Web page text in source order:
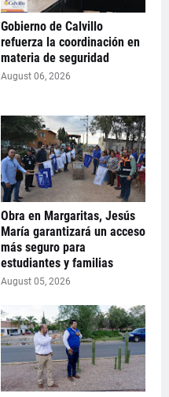
Gobierno de Calvillo
refuerza la coordinación en
materia de seguridad
August 06, 2026
Obra en Margaritas, Jesús
María garantizará un acceso
más seguro para
estudiantes y familias
August 05, 2026